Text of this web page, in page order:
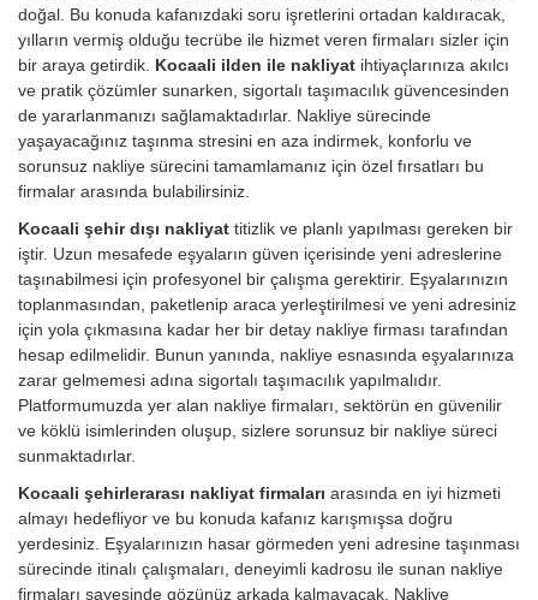
doğal. Bu konuda kafanızdaki soru işretlerini ortadan kaldıracak,
yılların vermiş olduğu tecrübe ile hizmet veren firmaları sizler için
bir araya getirdik. Kocaali ilden ile nakliyat ihtiyaçlarınıza akılcı
ve pratik çözümler sunarken, sigortalı taşımacılık güvencesinden
de yararlanmanızı sağlamaktadırlar. Nakliye sürecinde
yaşayacağınız taşınma stresini en aza indirmek, konforlu ve
sorunsuz nakliye sürecini tamamlamanız için özel fırsatları bu
firmalar arasında bulabilirsiniz.
Kocaali şehir dışı nakliyat titizlik ve planlı yapılması gereken bir
iştir. Uzun mesafede eşyaların güven içerisinde yeni adreslerine
taşınabilmesi için profesyonel bir çalışma gerektirir. Eşyalarınızın
toplanmasından, paketlenip araca yerleştirilmesi ve yeni adresiniz
için yola çıkmasına kadar her bir detay nakliye firması tarafından
hesap edilmelidir. Bunun yanında, nakliye esnasında eşyalarınıza
zarar gelmemesi adına sigortalı taşımacılık yapılmalıdır.
Platformumuzda yer alan nakliye firmaları, sektörün en güvenilir
ve köklü isimlerinden oluşup, sizlere sorunsuz bir nakliye süreci
sunmaktadırlar.
Kocaali şehirlerarası nakliyat firmaları arasında en iyi hizmeti
almayı hedefliyor ve bu konuda kafanız karışmışsa doğru
yerdesiniz. Eşyalarınızın hasar görmeden yeni adresine taşınması
sürecinde itinalı çalışmaları, deneyimli kadrosu ile sunan nakliye
firmaları sayesinde gözünüz arkada kalmayacak. Nakliye